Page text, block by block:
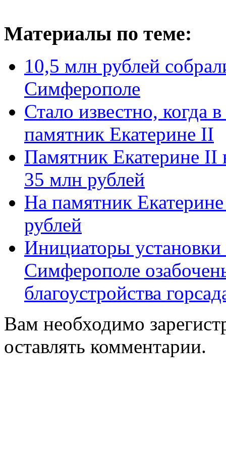
Материалы по теме:
10,5 млн рублей
Симферополе
Стало известно, когда
памятник Екатерине II
Памятник Екатерине
35 млн рублей
На памятник
рублей
Инициаторы
Симферополе
благоустройства
Вам необходимо
оставлять комментарии.